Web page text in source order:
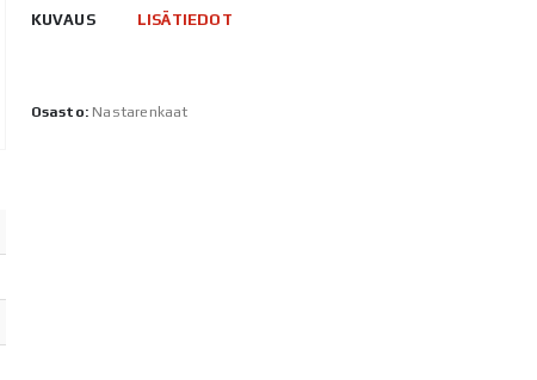
KUVAUS LISÄTIEDOT
Osasto: Nastarenkaat